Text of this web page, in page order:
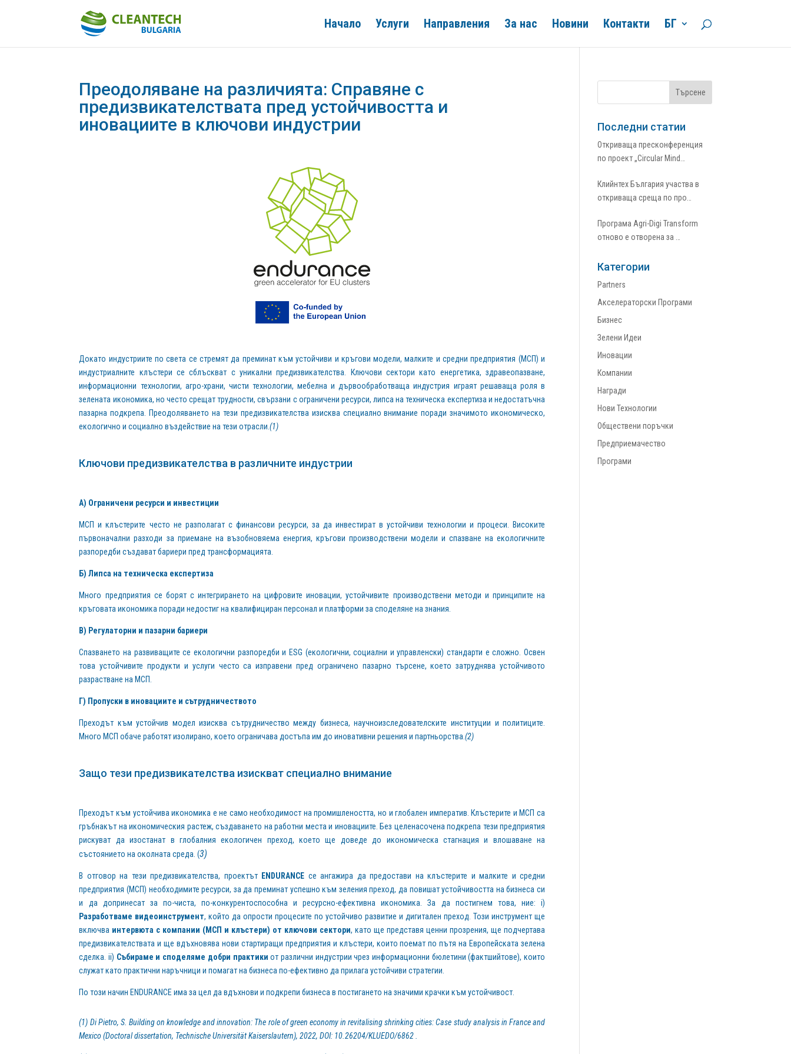
Начало Услуги Направления За нас Новини Контакти БГ
Преодоляване на различията: Справяне с
предизвикателствата пред устойчивостта и
иновациите в ключови индустрии
Докато индустриите по света се стремят да преминат към устойчиви и кръгови модели, малките и средни предприятия (МСП) и
индустриалните клъстери се сблъскват с уникални предизвикателства. Ключови сектори като енергетика, здравеопазване,
информационни технологии, агро-храни, чисти технологии, мебелна и дървообработваща индустрия играят решаваща роля в
зелената икономика, но често срещат трудности, свързани с ограничени ресурси, липса на техническа експертиза и недостатъчна
пазарна подкрепа. Преодоляването на тези предизвикателства изисква специално внимание поради значимото икономическо,
екологично и социално въздействие на тези отрасли.(1)
Ключови предизвикателства в различните индустрии
А) Ограничени ресурси и инвестиции
МСП и клъстерите често не разполагат с финансови ресурси, за да инвестират в устойчиви технологии и процеси. Високите
първоначални разходи за приемане на възобновяема енергия, кръгови производствени модели и спазване на екологичните
разпоредби създават бариери пред трансформацията.
Б) Липса на техническа експертиза
Много предприятия се борят с интегрирането на цифровите иновации, устойчивите производствени методи и принципите на
кръговата икономика поради недостиг на квалифициран персонал и платформи за споделяне на знания.
В) Регулаторни и пазарни бариери
Спазването на развиващите се екологични разпоредби и ESG (екологични, социални и управленски) стандарти е сложно. Освен
това устойчивите продукти и услуги често са изправени пред ограничено пазарно търсене, което затруднява устойчивото
разрастване на МСП.
Г) Пропуски в иновациите и сътрудничеството
Преходът към устойчив модел изисква сътрудничество между бизнеса, научноизследователските институции и политиците.
Много МСП обаче работят изолирано, което ограничава достъпа им до иновативни решения и партньорства.(2)
Защо тези предизвикателства изискват специално внимание
Преходът към устойчива икономика е не само необходимост на промишлеността, но и глобален императив. Клъстерите и МСП са
гръбнакът на икономическия растеж, създаването на работни места и иновациите. Без целенасочена подкрепа тези предприятия
рискуват да изостанат в глобалния екологичен преход, което ще доведе до икономическа стагнация и влошаване на
състоянието на околната среда. (3)
В отговор на тези предизвикателства, проектът ENDURANCE се ангажира да предостави на клъстерите и малките и средни
предприятия (МСП) необходимите ресурси, за да преминат успешно към зеления преход, да повишат устойчивостта на бизнеса си
и да допринесат за по-чиста, по-конкурентоспособна и ресурсно-ефективна икономика. За да постигнем това, ние: i)
Разработваме видеоинструмент, който да опрости процесите по устойчиво развитие и дигитален преход. Този инструмент ще
включва интервюта с компании (МСП и клъстери) от ключови сектори, като ще представя ценни прозрения, ще подчертава
предизвикателствата и ще вдъхновява нови стартиращи предприятия и клъстери, които поемат по пътя на Европейската зелена
сделка. ii) Събираме и споделяме добри практики от различни индустрии чрез информационни бюлетини (фактшийтове), които
служат като практични наръчници и помагат на бизнеса по-ефективно да прилага устойчиви стратегии.
По този начин ENDURANCE има за цел да вдъхнови и подкрепи бизнеса в постигането на значими крачки към устойчивост.
(1) Di Pietro, S. Building on knowledge and innovation: The role of green economy in revitalising shrinking cities: Case study analysis in France and
Mexico (Doctoral dissertation, Technische Universität Kaiserslautern), 2022, DOI: 10.26204/KLUEDO/6862 .
Последни статии
Откриваща пресконференция
по проект „Circular Mind…
Клийнтех България участва в
откриваща среща по про…
Програма Agri-Digi Transform
отново е отворена за …
Категории
Partners
Акселераторски Програми
Бизнес
Зелени Идеи
Иновации
Компании
Награди
Нови Технологии
Обществени поръчки
Предприемачество
Програми